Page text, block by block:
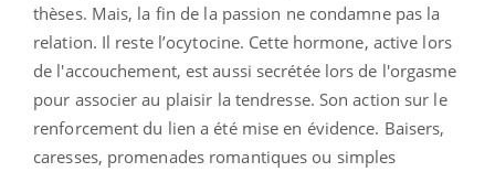
thèses. Mais, la fin de la passion ne condamne pas la
relation. Il reste l’ocytocine. Cette hormone, active lors
de l'accouchement, est aussi secrétée lors de l'orgasme
pour associer au plaisir la tendresse. Son action sur le
renforcement du lien a été mise en évidence. Baisers,
caresses, promenades romantiques ou simples